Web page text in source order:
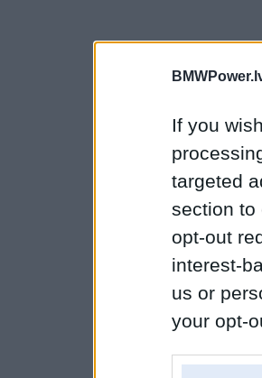
If you
targeted
section to
opt-out
interest-
us or
your opt-